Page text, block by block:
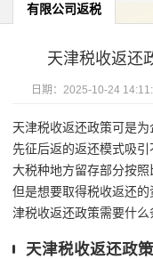
有限公司返税
天津税收返还
日期： 2025-10-24
天津税收返还政策可是
先征后返的返还模式吸
大税种地方留存部分按照
但是想要取得税收返还
津税收返还政策需要什么
天津税收返还政